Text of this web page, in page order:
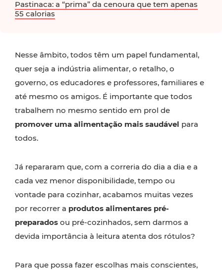
Pastinaca: a “prima” da cenoura que tem apenas
55 calorias
Nesse âmbito, todos têm um papel fundamental,
quer seja a indústria alimentar, o retalho, o
governo, os educadores e professores, familiares e
até mesmo os amigos. É importante que todos
trabalhem no mesmo sentido em prol de
promover uma alimentação mais saudável para
todos.
Já repararam que, com a correria do dia a dia e a
cada vez menor disponibilidade, tempo ou
vontade para cozinhar, acabamos muitas vezes
por recorrer a produtos alimentares pré-
preparados ou pré-cozinhados, sem darmos a
devida importância à leitura atenta dos rótulos?
Para que possa fazer escolhas mais conscientes,